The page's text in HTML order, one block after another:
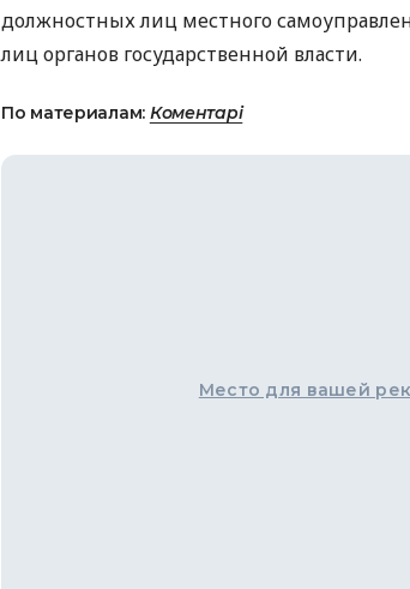
должностных лиц местного
лиц органов государственной власти.
По материалам: Коментарі
Место для вашей